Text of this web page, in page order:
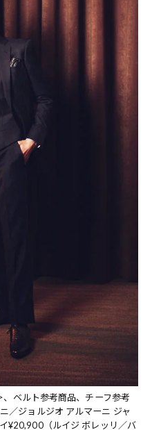
ベルト参考商品、チーフ参考
／ジョルジオ アルマーニ ジャ
（ルイジ ボレッリ／バ